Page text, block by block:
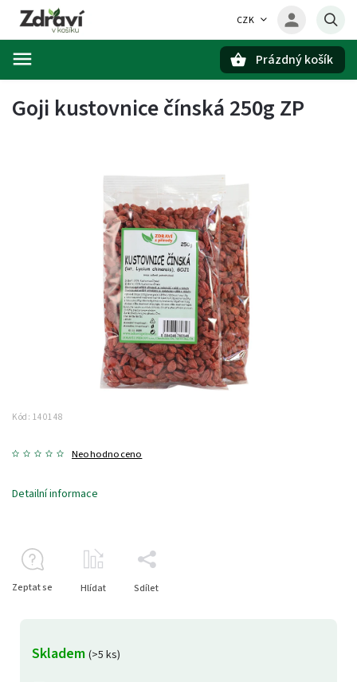
CZK
Prázdný košík
Goji kustovnice čínská 250g ZP
Kód: 140148
Neohodnoceno
Skladem (>5 ks)
Detailní informace
Zeptat se Hlídat Sdílet